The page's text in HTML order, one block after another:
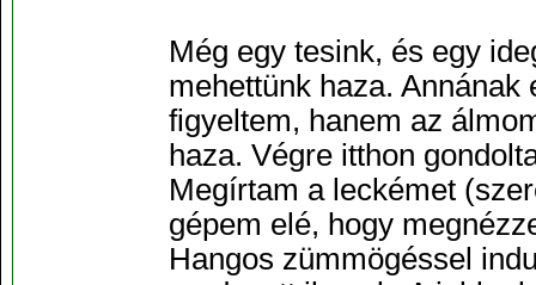
Még egy tesink, és egy
mehettünk haza.
figyeltem, hanem az
haza. Végre itthon
Megírtam a leckémet
gépem elé, hogy
Hangos zümmögéssel